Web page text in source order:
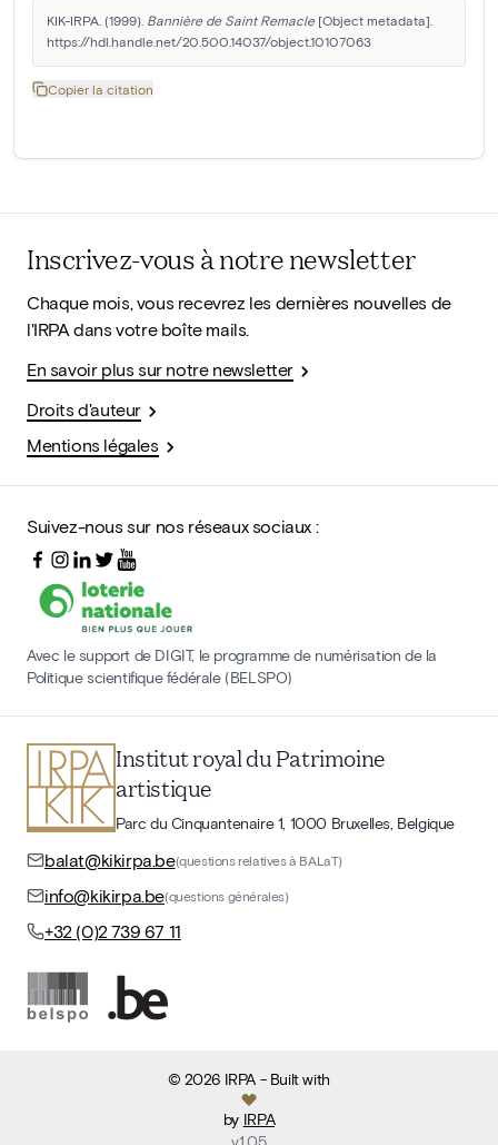
KIK-IRPA. (1999). Bannière de Saint Remacle [Object metadata].
https://hdl.handle.net/20.500.14037/object.10107063
Copier la citation
Inscrivez-vous à notre newsletter
Chaque mois, vous recevrez les dernières nouvelles de
l'IRPA dans votre boîte mails.
En savoir plus sur notre newsletter
Droits d'auteur
Mentions légales
Suivez-nous sur nos réseaux sociaux :
Avec le support de DIGIT, le programme de numérisation de la
Politique scientifique fédérale (BELSPO)
Institut royal du Patrimoine
artistique
Parc du Cinquantenaire 1, 1000 Bruxelles, Belgique
balat@kikirpa.be(questions relatives à BALaT)
info@kikirpa.be(questions générales)
+32 (0)2 739 67 11
©2026 IRPA- Built with
by IRPA